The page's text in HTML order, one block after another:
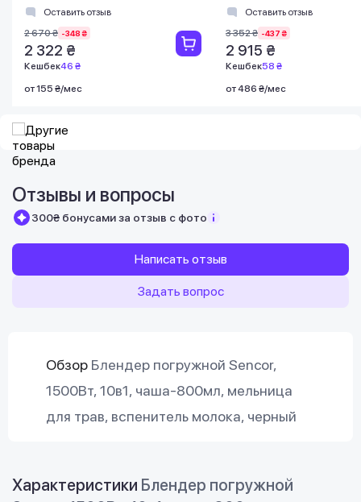
Оставить отзыв
2 670 ₴ -348 ₴
2 322 ₴
Кешбек46 ₴
от 155 ₴/мес
Оставить отзыв
3 352 ₴ -437 ₴
2 915 ₴
Кешбек58 ₴
от 486 ₴/мес
Отзывы и вопросы
300₴ бонусами за отзыв с фото
Написать отзыв
Задать вопрос
Обзор Блендер погружной Sencor,
1500Вт, 10в1, чаша-800мл, мельница
для трав, вспенитель молока, черный
Характеристики Блендер погружной